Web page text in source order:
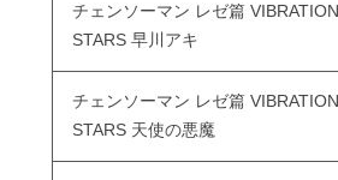
チェンソーマン レゼ篇 VIBRATION
STARS 早川アキ
チェンソーマン レゼ篇 VIBRATION
STARS 天使の悪魔